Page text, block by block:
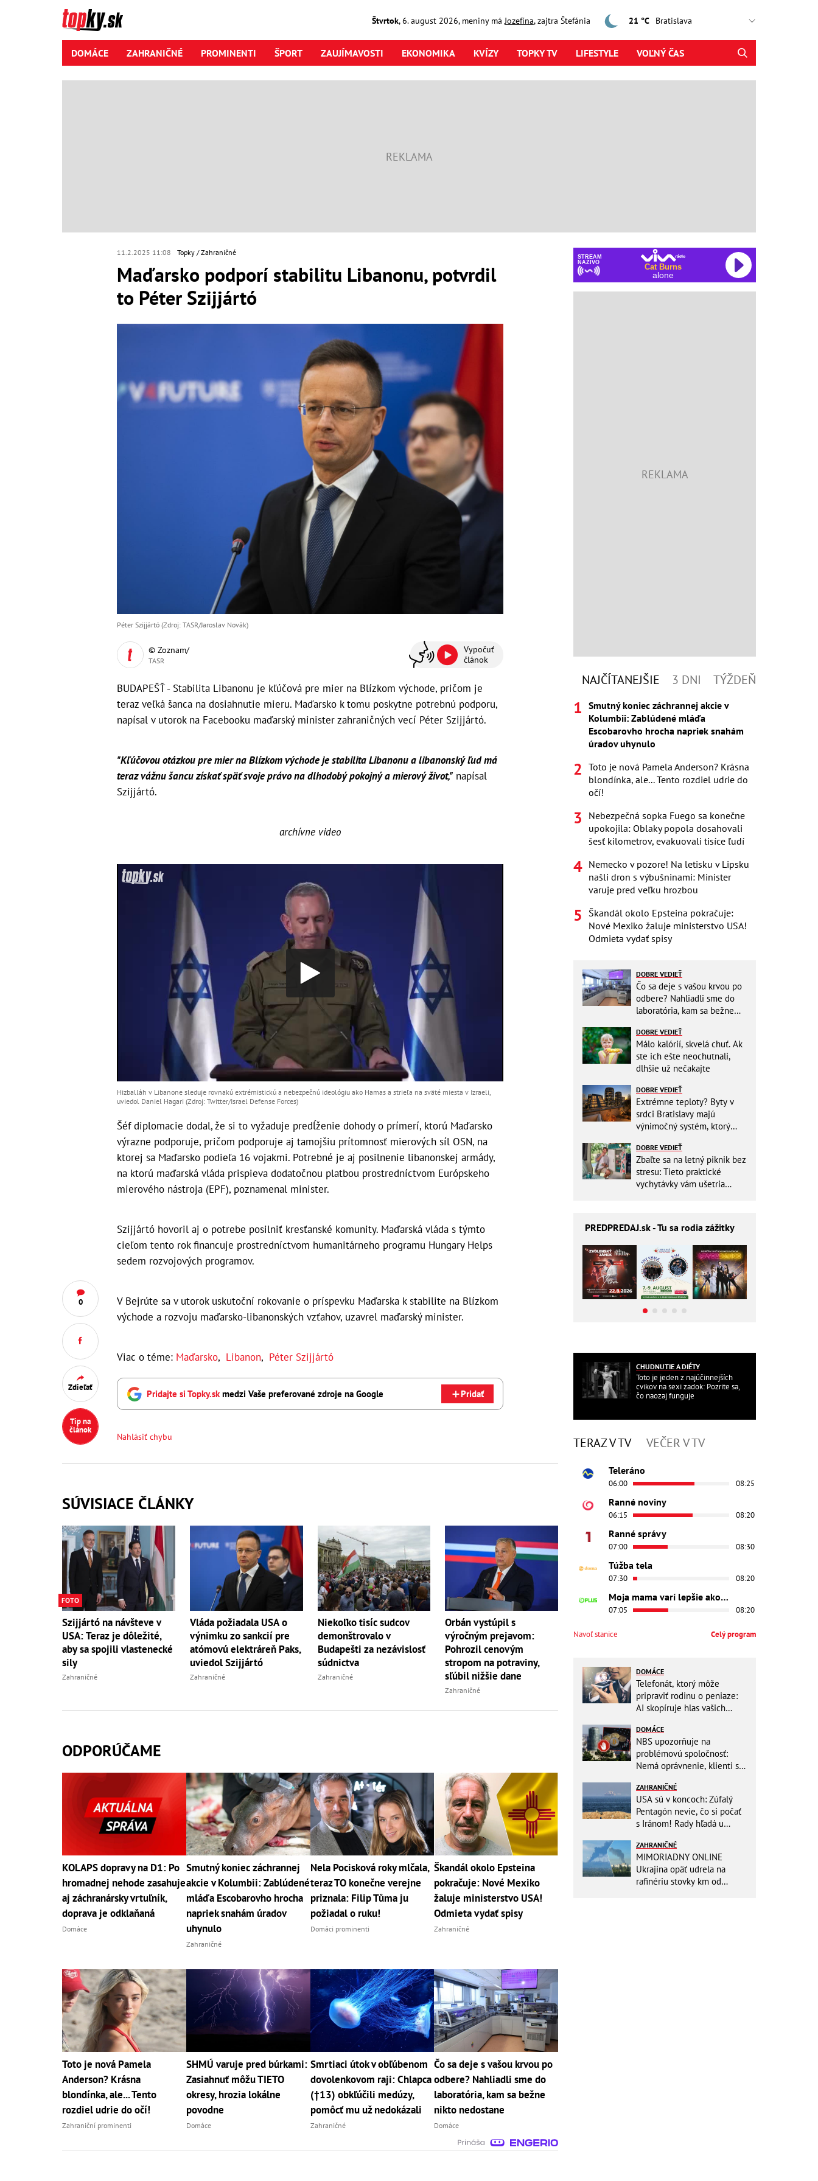
Štvrtok,6. august2026, meniny má Jozefína, zajtra Štefánia 21 °C
DOMÁCE ZAHRANIČNÉ PROMINENTI ŠPORT ZAUJÍMAVOSTI EKONOMIKA KVÍZY TOPKY TV LIFESTYLE VOĽNÝ ČAS
11.2.2025 11:08 Topky Zahraničné
Maďarsko podporí stabilitu Libanonu, potvrdil
to Péter Szijjártó
0
Zdieľať
Tip na
článok
Péter Szijjártó (Zdroj: TASR/Jaroslav Novák)
© Zoznam/
TASR
Vypočuť
článok
BUDAPEŠŤ - Stabilita Libanonu je kľúčová pre mier na Blízkom východe, pričom je
teraz veľká šanca na dosiahnutie mieru. Maďarsko k tomu poskytne potrebnú podporu,
napísal v utorok na Facebooku maďarský minister zahraničných vecí Péter Szijjártó.
"Kľúčovou otázkou pre mier na Blízkom východe je stabilita Libanonu a libanonský ľud má
teraz vážnu šancu získať späť svoje právo na dlhodobý pokojný a mierový život," napísal
Szijjártó.
archívne video
Hizballáh v Libanone sleduje rovnakú extrémistickú a nebezpečnú ideológiu ako Hamas a strieľa na sväté miesta v Izraeli,
uviedol Daniel Hagari (Zdroj: Twitter/Israel Defense Forces)
Šéf diplomacie dodal, že si to vyžaduje predĺženie dohody o prímerí, ktorú Maďarsko
výrazne podporuje, pričom podporuje aj tamojšiu prítomnosť mierových síl OSN, na
ktorej sa Maďarsko podieľa 16 vojakmi. Potrebné je aj posilnenie libanonskej armády,
na ktorú maďarská vláda prispieva dodatočnou platbou prostredníctvom Európskeho
mierového nástroja (EPF), poznamenal minister.
Szijjártó hovoril aj o potrebe posilniť kresťanské komunity. Maďarská vláda s týmto
cieľom tento rok financuje prostredníctvom humanitárneho programu Hungary Helps
sedem rozvojových programov.
V Bejrúte sa v utorok uskutoční rokovanie o príspevku Maďarska k stabilite na Blízkom
východe a rozvoju maďarsko-libanonských vzťahov, uzavrel maďarský minister.
Viac o téme: Maďarsko, Libanon, Péter Szijjártó
Pridajte si Topky.skmedzi Vaše preferované zdroje na Google Pridať
Nahlásiť chybu
SÚVISIACE ČLÁNKY
FOTO
Szijjártó na návšteve v
USA: Teraz je dôležité,
aby sa spojili vlastenecké
sily
Zahraničné
Vláda požiadala USA o
výnimku zo sankcií pre
atómovú elektráreň Paks,
uviedol Szijjártó
Zahraničné
Niekoľko tisíc sudcov
demonštrovalo v
Budapešti za nezávislosť
súdnictva
Zahraničné
Orbán vystúpil s
výročným prejavom:
Pohrozil cenovým
stropom na potraviny,
sľúbil nižšie dane
Zahraničné
ODPORÚČAME
KOLAPS dopravy na D1: Po
hromadnej nehode zasahuje
aj záchranársky vrtuľník,
doprava je odklaňaná
Domáce
Smutný koniec záchrannej
akcie v Kolumbii: Zablúdené
mláďa Escobarovho hrocha
napriek snahám úradov
uhynulo
Zahraničné
Nela Pocisková roky mlčala,
teraz TO konečne verejne
priznala: Filip Tůma ju
požiadal o ruku!
Domáci prominenti
Škandál okolo Epsteina
pokračuje: Nové Mexiko
žaluje ministerstvo USA!
Odmieta vydať spisy
Zahraničné
Toto je nová Pamela
Anderson? Krásna
blondínka, ale... Tento
rozdiel udrie do očí!
Zahraniční prominenti
SHMÚ varuje pred búrkami:
Zasiahnuť môžu TIETO
okresy, hrozia lokálne
povodne
Domáce
Smrtiaci útok v obľúbenom
dovolenkovom raji: Chlapca
(†13) obkľúčili medúzy,
pomôcť mu už nedokázali
Zahraničné
Čo sa deje s vašou krvou po
odbere? Nahliadli sme do
laboratória, kam sa bežne
nikto nedostane
Domáce
STREAM
NAŽIVO
Cat Burns
alone
NAJČÍTANEJŠIE 3 DNI TÝŽDEŇ
Smutný koniec záchrannej akcie v
Kolumbii: Zablúdené mláďa
Escobarovho hrocha napriek snahám
úradov uhynulo
Toto je nová Pamela Anderson? Krásna
blondínka, ale... Tento rozdiel udrie do
očí!
Nebezpečná sopka Fuego sa konečne
upokojila: Oblaky popola dosahovali
šesť kilometrov, evakuovali tisíce ľudí
Nemecko v pozore! Na letisku v Lipsku
našli dron s výbušninami: Minister
varuje pred veľku hrozbou
Škandál okolo Epsteina pokračuje:
Nové Mexiko žaluje ministerstvo USA!
Odmieta vydať spisy
DOBRE VEDIEŤ
Čo sa deje s vašou krvou po
odbere? Nahliadli sme do
laboratória, kam sa bežne
DOBRE VEDIEŤ
Málo kalórií, skvelá chuť. Ak
ste ich ešte neochutnali,
dlhšie už nečakajte
DOBRE VEDIEŤ
Extrémne teploty? Byty v
srdci Bratislavy majú
výnimočný systém, ktorý
DOBRE VEDIEŤ
Zbaľte sa na letný piknik bez
stresu: Tieto praktické
vychytávky vám ušetria
PREDPREDAJ.sk - Tu sa rodia zážitky
CHUDNUTIE A DIÉTY
Toto je jeden z najúčinnejších
cvikov na sexi zadok: Pozrite sa,
čo naozaj funguje
TERAZ V TV VEČER V TV
Teleráno
06:00 08:25
Ranné noviny
06:15 08:20
Ranné správy
07:00 08:30
Túžba tela
07:30 08:20
Moja mama varí lepšie ako tvoja
07:05 08:20
Navoľ stanice Celý program
DOMÁCE
Telefonát, ktorý môže
pripraviť rodinu o peniaze:
AI skopíruje hlas vašich
jednoduchý trik
DOMÁCE
NBS upozorňuje na
problémovú spoločnosť:
Nemá oprávnenie, klienti sa
ZAHRANIČNÉ
USA sú v koncoch: Zúfalý
Pentagón nevie, čo si počať
s Iránom! Rady hľadá u
ZAHRANIČNÉ
MIMORIADNY ONLINE
Ukrajina opäť udrela na
rafinériu stovky km od